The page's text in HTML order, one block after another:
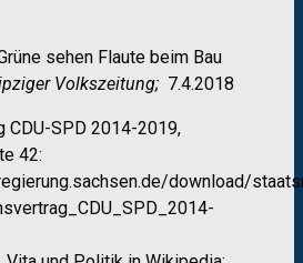
sehen Flaute beim Bau
Volkszeitung; 7.4.2018
CDU-SPD 2014-2019,
42:
download/